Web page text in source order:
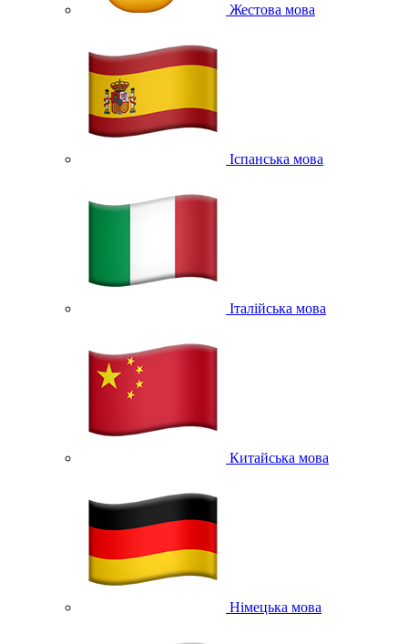
Жестова мова
Іспанська мова
Італійська мова
Китайська мова
Німецька мова